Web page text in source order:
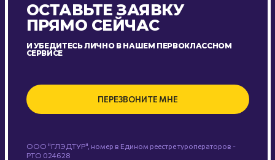
ОСТАВЬТЕ ЗАЯВКУ
ПРЯМО СЕЙЧАС
И УБЕДИТЕСЬ ЛИЧНО В НАШЕМ ПЕРВОКЛАССНОМ
СЕРВИСЕ
ПЕРЕЗВОНИТЕ МНЕ
ООО "ГЛЭДТУР", номер в Едином реестре туроператоров -
РТО 024628